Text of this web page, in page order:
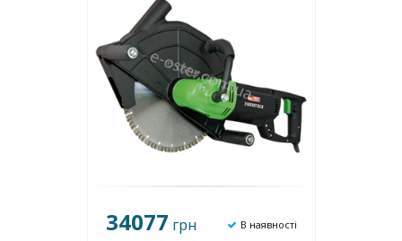
34077 грн В наявності